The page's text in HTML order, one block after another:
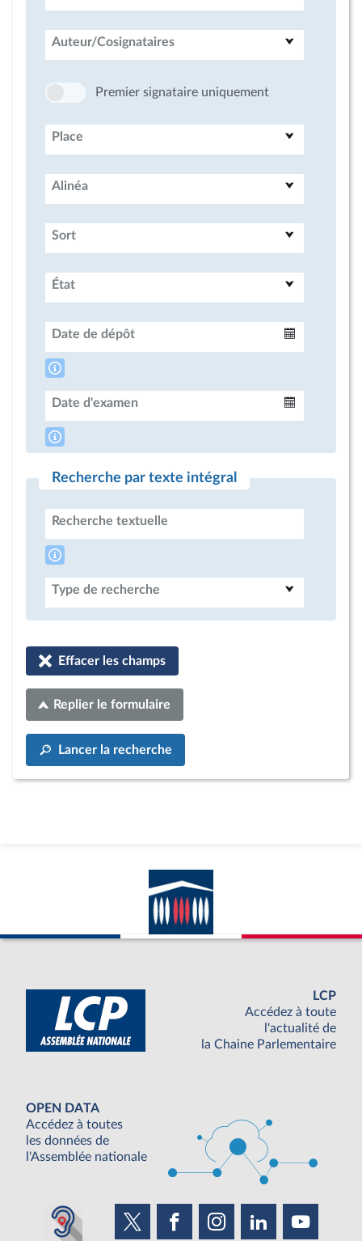
Auteur/Cosignataires
Premier signataire uniquement
Place
Alinéa
Sort
État
Date de dépôt
Date d'examen
Recherche par texte intégral
Recherche textuelle
Type de recherche
Effacer les champs
Replier le formulaire
Lancer la recherche
LCP
Accédez à toute
l'actualité de
la Chaine Parlementaire
OPEN DATA
Accédez à toutes
les données de
l'Assemblée nationale